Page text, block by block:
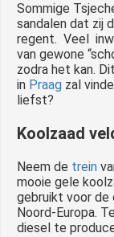
Sommige
sandalen dat zij
regent. Veel
van gewone
zodra het kan.
in Praag zal
liefst?
Koolzaad
Neem de trein
mooie gele
gebruikt voor de
Noord-Europa.
diesel te